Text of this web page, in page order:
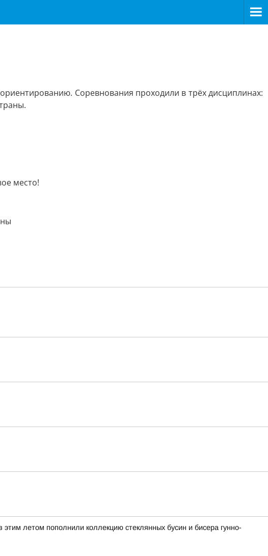
Соревнования проходили в трёх дисциплинах:
место!
этим летом пополнили коллекцию стеклянных бусин и бисера гунно-